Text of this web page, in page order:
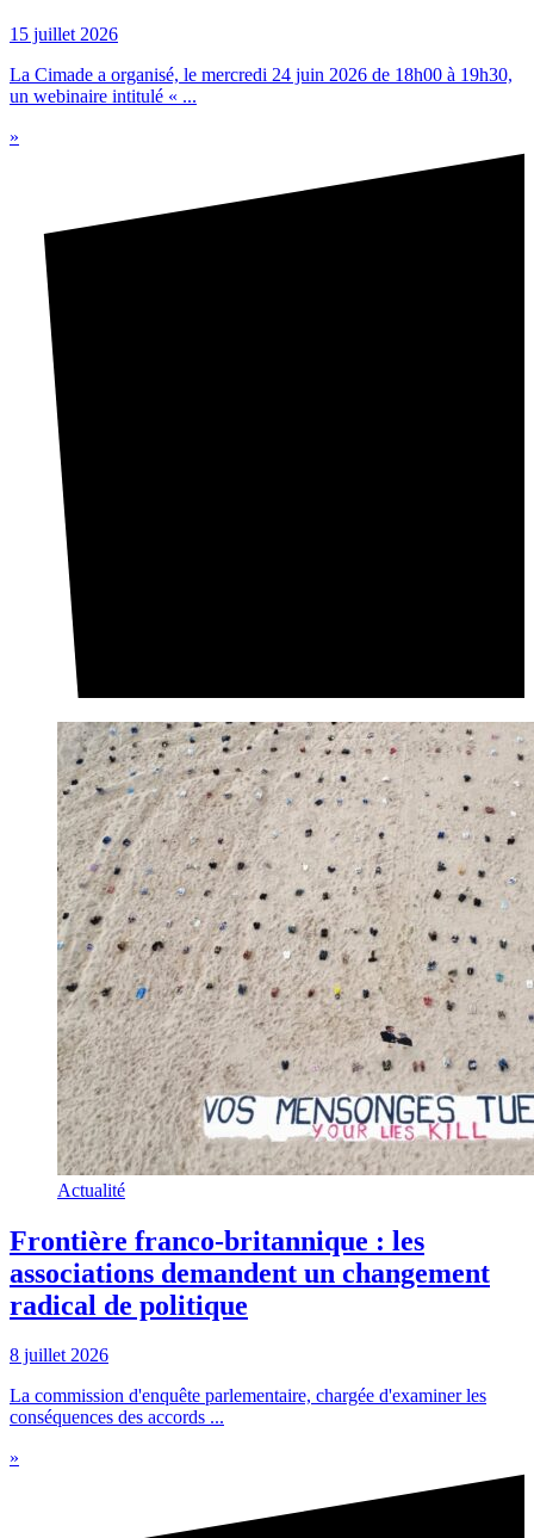
15 juillet 2026
La Cimade a organisé, le mercredi 24 juin 2026 de 18h00 à 19h30,
un webinaire intitulé « ...
»
Actualité
Frontière franco-britannique : les
associations demandent un changement
radical de politique
8 juillet 2026
La commission d'enquête parlementaire, chargée d'examiner les
conséquences des accords ...
»